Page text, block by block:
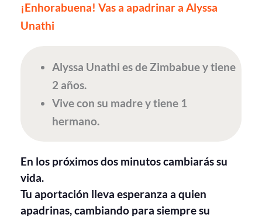
¡Enhorabuena! Vas a apadrinar a Alyssa
Unathi
Alyssa Unathi es de Zimbabue y tiene
2 años.
Vive con su madre y tiene 1
hermano.
En los próximos dos minutos cambiarás su
vida.
Tu aportación lleva esperanza a quien
apadrinas, cambiando para siempre su